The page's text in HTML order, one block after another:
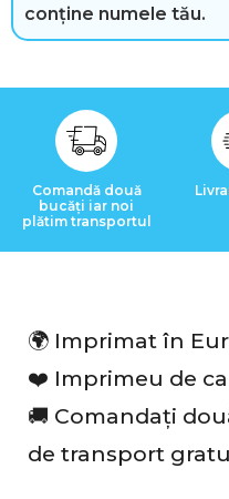
e
R
e
n
i
conține numele tău.
Comandă două
bucăți iar noi
plătim transportul
🌍 Imprimat în
❤️ Imprimeu de
🚚 Comandați
de transport